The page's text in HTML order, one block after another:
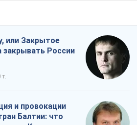
или Закрытое
закрывать России
т.
и провокации
Балтии: что